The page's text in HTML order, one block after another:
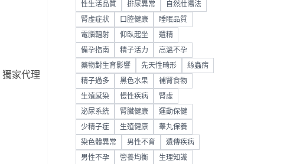
獨家代理
性生活品質 排尿異常 自然壯陽法
腎虛症狀 口腔健康 睡眠品質
電腦輻射 仰臥起坐 遺精
備孕指南 精子活力 高溫不孕
藥物對生育影響 先天性畸形 絲蟲病
精子過多 黑色水果 補腎食物
生殖感染 慢性疾病 腎虛
泌尿系統 腎臟健康 運動保健
少精子症 生殖健康 睾丸保養
染色體異常 男性不育 遺傳疾病
男性不孕 營養均衡 生理知識